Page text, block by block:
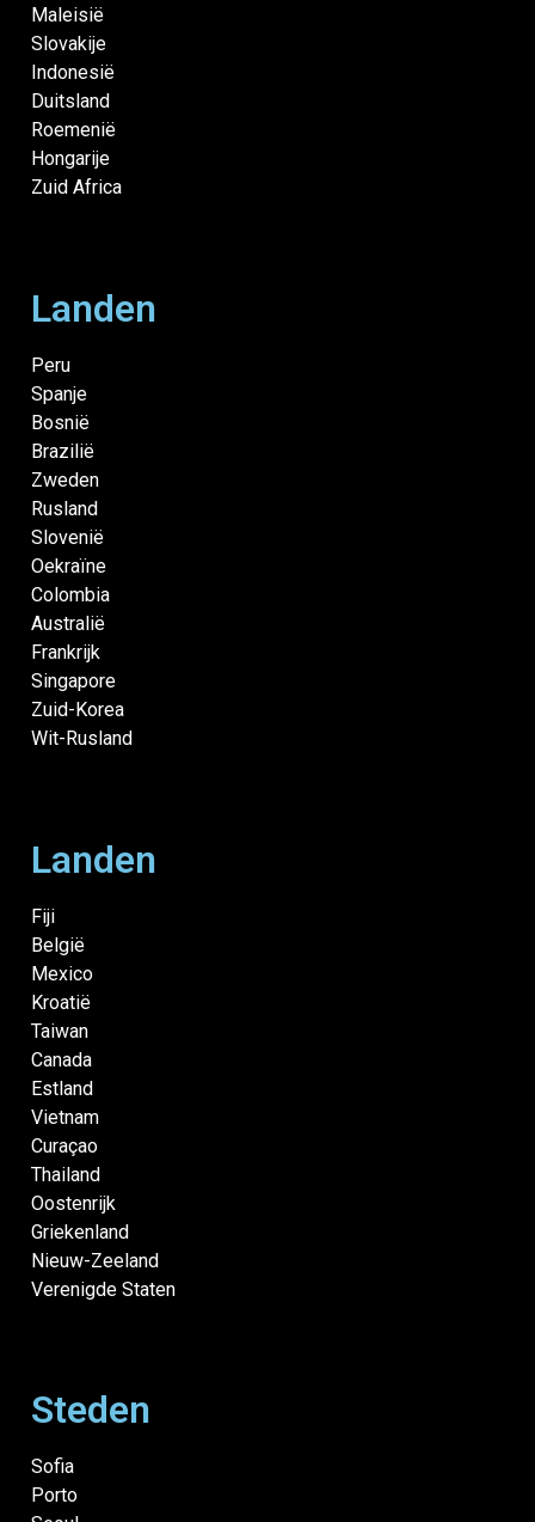
Maleisië
Slovakije
Indonesië
Duitsland
Roemenië
Hongarije
Zuid Africa
Landen
Peru
Spanje
Bosnië
Brazilië
Zweden
Rusland
Slovenië
Oekraïne
Colombia
Australië
Frankrijk
Singapore
Zuid-Korea
Wit-Rusland
Landen
Fiji
België
Mexico
Kroatië
Taiwan
Canada
Estland
Vietnam
Curaçao
Thailand
Oostenrijk
Griekenland
Nieuw-Zeeland
Verenigde Staten
Steden
Sofia
Porto